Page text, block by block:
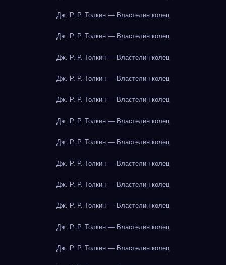
Дж. Р. Р. Толкин — Властелин колец
Дж. Р. Р. Толкин — Властелин колец
Дж. Р. Р. Толкин — Властелин колец
Дж. Р. Р. Толкин — Властелин колец
Дж. Р. Р. Толкин — Властелин колец
Дж. Р. Р. Толкин — Властелин колец
Дж. Р. Р. Толкин — Властелин колец
Дж. Р. Р. Толкин — Властелин колец
Дж. Р. Р. Толкин — Властелин колец
Дж. Р. Р. Толкин — Властелин колец
Дж. Р. Р. Толкин — Властелин колец
Дж. Р. Р. Толкин — Властелин колец